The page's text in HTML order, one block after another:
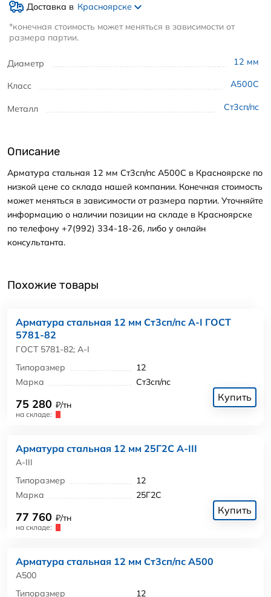
Диаметр 12 мм
Класс А500С
Металл Ст3сп/пс
Доставка в Красноярске
*конечная стоимость может меняться в зависимости от
размера партии.
Описание
Арматура стальная 12 мм Ст3сп/пс А500С в Красноярске по
низкой цене со склада нашей компании. Конечная стоимость
может меняться в зависимости от размера партии. Уточняйте
информацию о наличии позиции на складе в Красноярске
по телефону +7(992) 334-18-26, либо у онлайн
консультанта.
Похожие товары
Арматура стальная 12 мм Ст3сп/пс А-I ГОСТ
5781-82
ГОСТ 5781-82; А-I
Типоразмер
12
Марка
Ст3сп/пс
75 280 ₽/тн
на складе:
Купить
Арматура стальная 12 мм 25Г2С А-III
А-III
Типоразмер
12
Марка
25Г2С
77 760 ₽/тн
на складе:
Купить
Арматура стальная 12 мм Ст3сп/пс А500
А500
Типоразмер
12